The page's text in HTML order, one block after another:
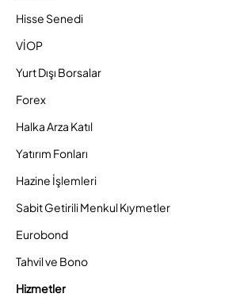
Hisse Senedi
VİOP
Yurt Dışı Borsalar
Forex
Halka Arza Katıl
Yatırım Fonları
Hazine İşlemleri
Sabit Getirili Menkul Kıymetler
Eurobond
Tahvil ve Bono
Hizmetler